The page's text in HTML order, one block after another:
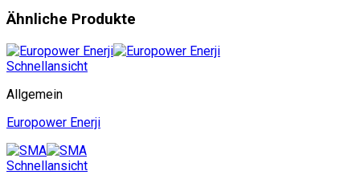
Ähnliche Produkte
Schnellansicht
Allgemein
Europower Enerji
Schnellansicht